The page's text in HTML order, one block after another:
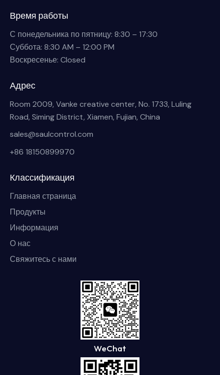
Время работы
С понедельника по пятницу: 8:30 – 17:30
Суббота: 8:30 AM – 12:00 PM
Воскресенье: Closed
Адрес
Room 2009, Vanke creative center, No. 1733, Luling
Road, Siming District, Xiamen, Fujian, China
sales@saulcontrol.com
+86 18150899970
Классификация
Главная страница
Продукты
Информация
О нас
Свяжитесь с нами
WeChat